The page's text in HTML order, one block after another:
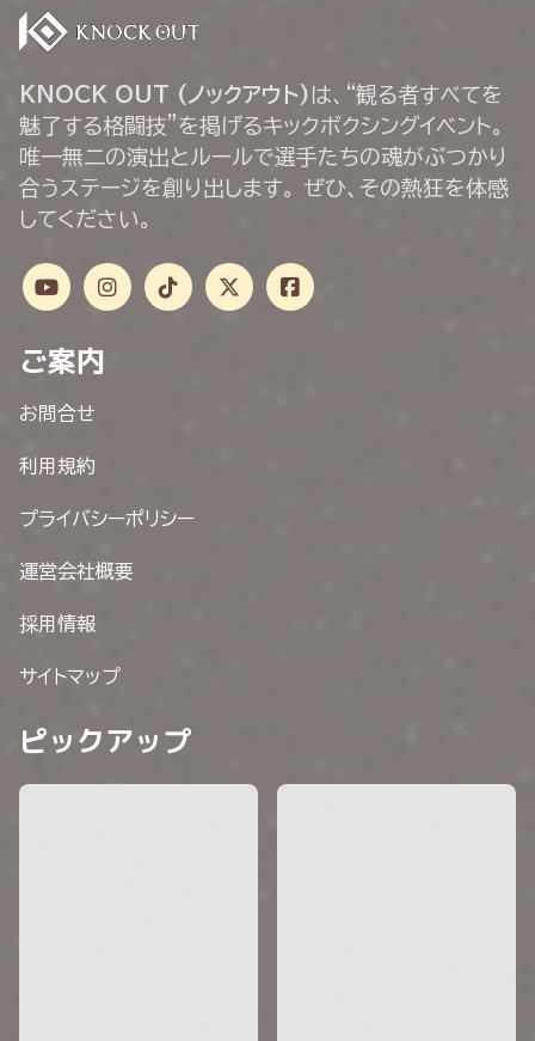
KNOCK OUT (ノックアウト) は、“観る者すべてを
魅了する格闘技”を掲げるキックボクシングイベント。
唯一無二の演出とルールで選手たちの魂がぶつかり
合うステージを創り出します。 ぜひ、その熱狂を体感
してください。
ご案内
お問合せ
利用規約
プライバシーポリシー
運営会社概要
採用情報
サイトマップ
ピックアップ